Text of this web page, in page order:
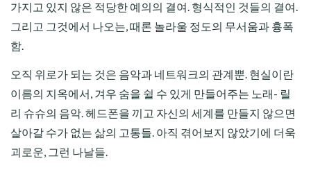
가지고 있지 않은 적당한 예의의 결여. 형식적인 것들의 결여.
그리고 그것에서 나오는, 때론 놀라울 정도의 무서움과 흉폭
함.
오직 위로가 되는 것은 음악과 네트워크의 관계뿐. 현실이란
이름의 지옥에서, 겨우 숨을 쉴 수 있게 만들어주는 노래- 릴
리 슈슈의 음악. 헤드폰을 끼고 자신의 세계를 만들지 않으면
살아갈 수가 없는 삶의 고통들. 아직 겪어보지 않았기에 더욱
괴로운, 그런 나날들.